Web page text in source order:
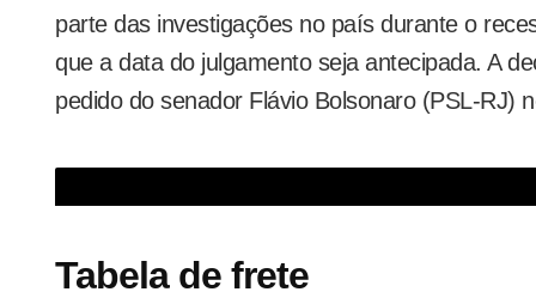
parte das investigações no país durante o
que a data do julgamento seja antecipada. A
pedido do senador Flávio Bolsonaro (PSL-RJ)
Tabela de frete